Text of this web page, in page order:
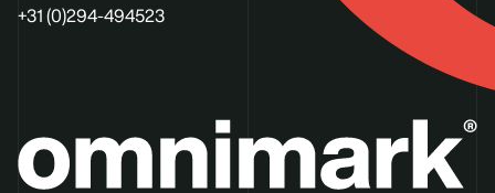
+31 (0)294-494523